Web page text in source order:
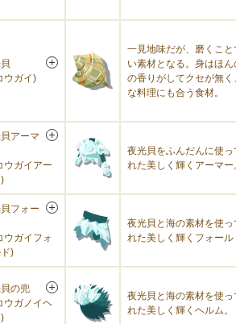
ウガイ)
一見地味だが、磨くこと
い素材となる。身はほん
の香りがしてクセが無く
な料理にも合う食材。
アーマ
ウガイアー
夜光貝をふんだんに使っ
れた美しく輝くアーマー
フォー
ウガイフォ
)
夜光貝と海の素材を使っ
れた美しく輝くフォール
の兜
ウガノイヘ
夜光貝と海の素材を使っ
れた美しく輝くヘルム。